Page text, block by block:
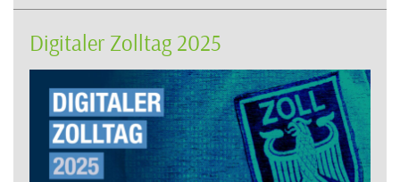
Digitaler Zolltag 2025